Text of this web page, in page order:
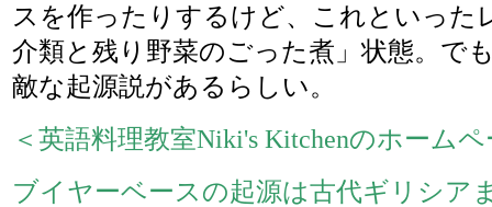
スを作ったりするけど、これといった
介類と残り野菜のごった煮」状態。で
敵な起源説があるらしい。
＜英語料理教室Niki's Kitchenのホーム
ブイヤーベースの起源は古代ギリシア